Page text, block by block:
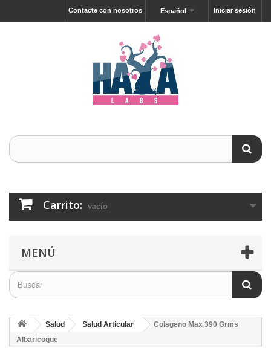
Iniciar sesión
Español
Contacte con nosotros
Carrito: vacío
MENÚ
Salud Salud Articular
Colageno Max 390 Grms
Albaricoque